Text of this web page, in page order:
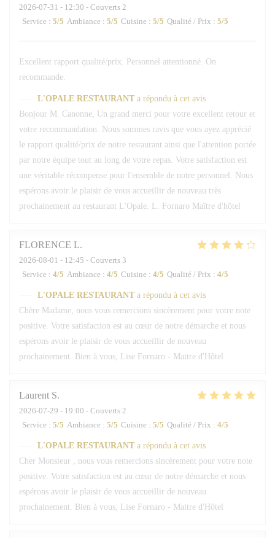
2026-07-31 - 12:30 - Couverts 2
Service : 5/5 Ambiance : 5/5 Cuisine : 5/5 Qualité / Prix : 5/5
Excellent rapport qualité/prix. Personnel attentionné. On
recommande.
L'OPALE RESTAURANT a répondu à cet avis
Bonjour M. Canonne, Un grand merci pour votre excellent retour et
votre recommandation. Nous sommes ravis que vous ayez apprécié
le rapport qualité/prix de notre restaurant ainsi que l'attention portée
par notre équipe tout au long de votre repas. Votre satisfaction est
une véritable récompense pour l'ensemble de notre personnel. Nous
espérons avoir le plaisir de vous accueillir de nouveau très
prochainement au restaurant L'Opale. L. Fornaro Maître d'hôtel
FLORENCE L
2026-08-01 - 12:45 - Couverts 3
Service : 4/5 Ambiance : 4/5 Cuisine : 4/5 Qualité / Prix : 4/5
L'OPALE RESTAURANT a répondu à cet avis
Chère Madame, nous vous remercions sincèrement pour votre note
positive. Votre satisfaction est au cœur de notre démarche et nous
espérons avoir le plaisir de vous accueillir de nouveau
prochainement. Bien à vous, Lise Fornaro - Maitre d'Hôtel
Laurent S
2026-07-29 - 19:00 - Couverts 2
Service : 5/5 Ambiance : 5/5 Cuisine : 5/5 Qualité / Prix : 4/5
L'OPALE RESTAURANT a répondu à cet avis
Cher Monsieur , nous vous remercions sincèrement pour votre note
positive. Votre satisfaction est au cœur de notre démarche et nous
espérons avoir le plaisir de vous accueillir de nouveau
prochainement. Bien à vous, Lise Fornaro - Maitre d'Hôtel